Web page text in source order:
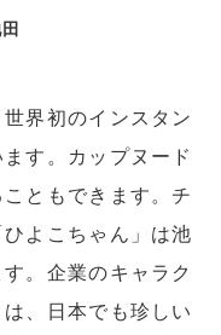
界初のインスタン
す。カップヌード
ともできます。チ
よこちゃん」は池
。企業のキャラク
、日本でも珍しい